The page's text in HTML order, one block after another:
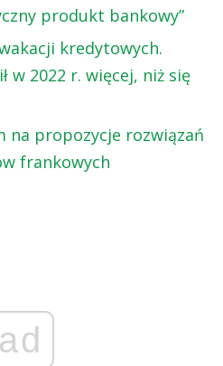
produkt bankowy”
kredytowych.
w 2022 r. więcej, niż się
na propozycje rozwiązań
frankowych
ad